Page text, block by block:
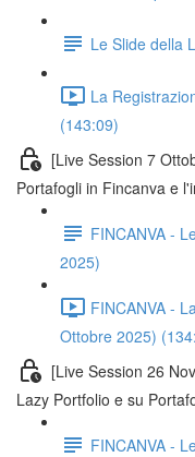
Le Slide della
La
(143:09)
[Live Session 7
Portafogli in Fincanva e
FINCANVA -
2025)
FINCANVA -
Ottobre 2025)
[Live Session 26
Lazy Portfolio e su
FINCANVA -